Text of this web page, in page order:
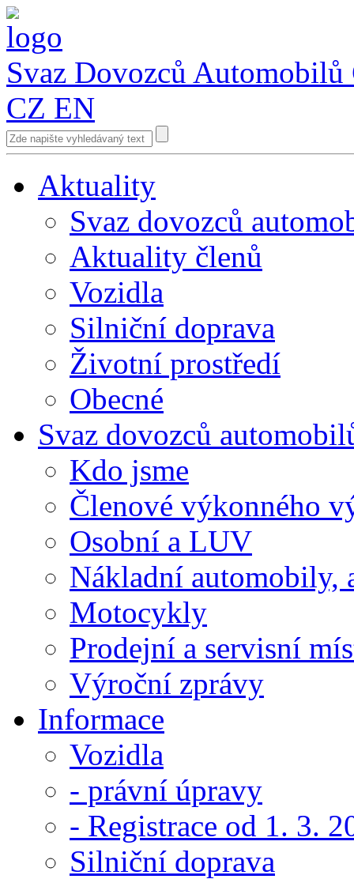
Svaz Dovozců Automobilů
CZ EN
Aktuality
Svaz dovozců
Aktuality členů
Vozidla
Silniční doprava
Životní prostředí
Obecné
Svaz dovozců
Kdo jsme
Členové výkonného
Osobní a LUV
Nákladní automobily,
Motocykly
Prodejní a servisní
Výroční zprávy
Informace
Vozidla
- právní úpravy
- Registrace od 1. 3.
Silniční doprava